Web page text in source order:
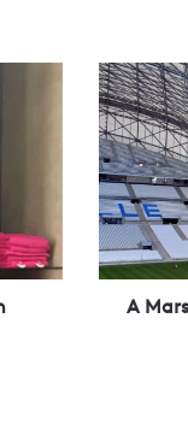
A
M
a
r
s
e
i
l
l
A